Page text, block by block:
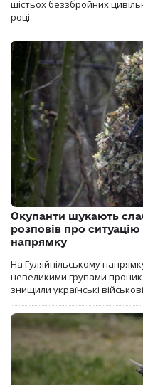
шістьох беззбройних
році.
Окупанти шукають
розповів про
напрямку
На Гуляйпільському
невеликими групами
знищили українські